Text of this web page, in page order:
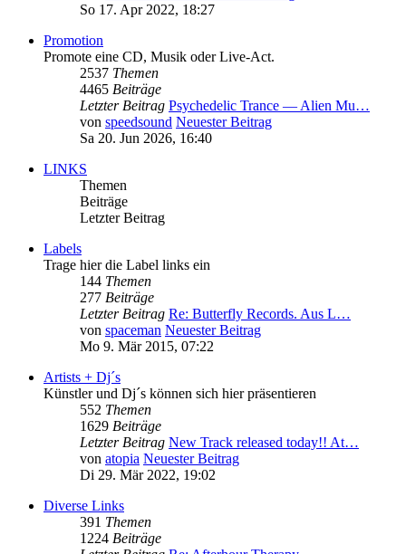
So 17. Apr 2022, 18:27
Promotion
Promote eine CD, Musik oder Live-Act.
2537 Themen
4465 Beiträge
Letzter Beitrag Psychedelic Trance — Alien Mu…
von speedsound Neuester Beitrag
Sa 20. Jun 2026, 16:40
LINKS
Themen
Beiträge
Letzter Beitrag
Labels
Trage hier die Label links ein
144 Themen
277 Beiträge
Letzter Beitrag Re: Butterfly Records. Aus L…
von spaceman Neuester Beitrag
Mo 9. Mär 2015, 07:22
Artists + Dj´s
Künstler und Dj´s können sich hier präsentieren
552 Themen
1629 Beiträge
Letzter Beitrag New Track released today!! At…
von atopia Neuester Beitrag
Di 29. Mär 2022, 19:02
Diverse Links
391 Themen
1224 Beiträge